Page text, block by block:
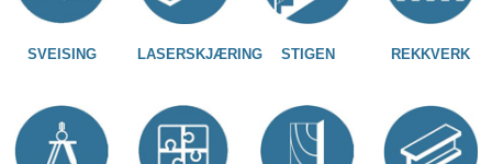
SVEISING LASERSKJÆRING STIGEN REKKVERK